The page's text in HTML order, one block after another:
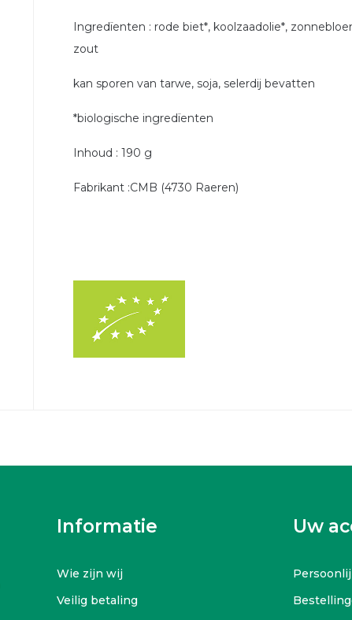
Ingredïenten : rode biet*, koolzaadolie*,
zout
kan sporen van tarwe, soja, selerdij bevatten
*biologische ingredïenten
Inhoud : 190 g
Fabrikant :CMB (4730 Raeren)
Informatie
Wie zijn wij
Veilig betaling
Uw